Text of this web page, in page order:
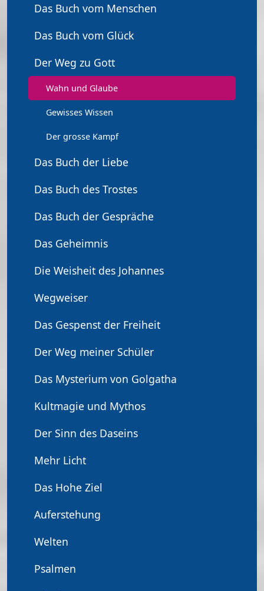
Das Buch vom Menschen
Das Buch vom Glück
Der Weg zu Gott
Wahn und Glaube
Gewisses Wissen
Der grosse Kampf
Das Buch der Liebe
Das Buch des Trostes
Das Buch der Gespräche
Das Geheimnis
Die Weisheit des Johannes
Wegweiser
Das Gespenst der Freiheit
Der Weg meiner Schüler
Das Mysterium von Golgatha
Kultmagie und Mythos
Der Sinn des Daseins
Mehr Licht
Das Hohe Ziel
Auferstehung
Welten
Psalmen